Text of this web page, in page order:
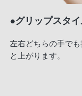
●グリップスタ
左右どちらの手で
と上がります。